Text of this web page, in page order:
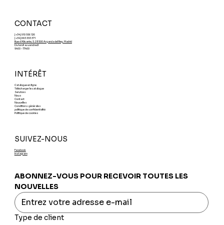
CONTACT
[+34] 910 556 126
[+34] 663 333 371
Rue d'Alicante, 5. 28500 Arganda del Rey. Madrid
Du lundi au vendredi
9h00 - 17h00
INTÉRÊT
Catalogue en ligne
Télécharger le catalogue
Services
Nous
Contact
Nouvelles
Conditions générales
politique de confidentialité
Politique de cookies
SUIVEZ-NOUS
Facebook
Instagram
ABONNEZ-VOUS POUR RECEVOIR TOUTES LES
NOUVELLES
Type de client